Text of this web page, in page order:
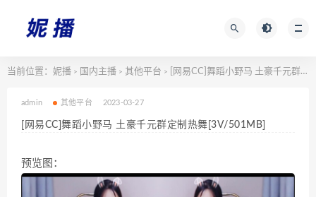
当前位置： 妮播 > 国内主播 > 其他平台 > [网易CC]舞蹈小野马 土豪千元群定制热舞[3V/501MB]
admin 其他平台 2023-03-27
[网易CC]舞蹈小野马 土豪千元群定制热舞[3V/501MB]
预览图：